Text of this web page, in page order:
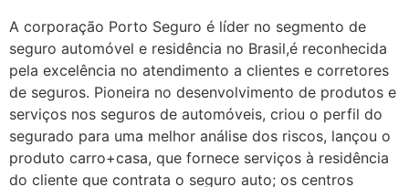
A corporação Porto Seguro é líder no segmento de
seguro automóvel e residência no Brasil,é reconhecida
pela excelência no atendimento a clientes e corretores
de seguros. Pioneira no desenvolvimento de produtos e
serviços nos seguros de automóveis, criou o perfil do
segurado para uma melhor análise dos riscos, lançou o
produto carro+casa, que fornece serviços à residência
do cliente que contrata o seguro auto; os centros